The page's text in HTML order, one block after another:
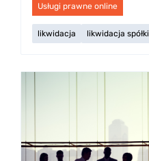
Usługi prawne online
likwidacja likwidacja spółki